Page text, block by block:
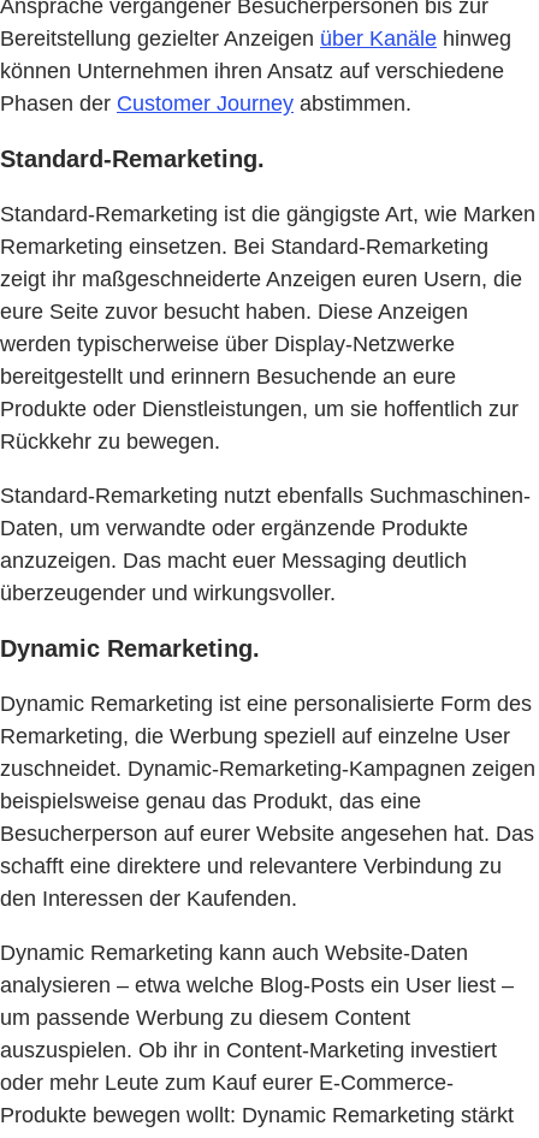
Ansprache vergangener Besucherpersonen bis zur
Bereitstellung gezielter Anzeigen über Kanäle hinweg
können Unternehmen ihren Ansatz auf verschiedene
Phasen der Customer Journey abstimmen.
Standard-Remarketing.
Standard-Remarketing ist die gängigste Art, wie Marken
Remarketing einsetzen. Bei Standard-Remarketing
zeigt ihr maßgeschneiderte Anzeigen euren Usern, die
eure Seite zuvor besucht haben. Diese Anzeigen
werden typischerweise über Display-Netzwerke
bereitgestellt und erinnern Besuchende an eure
Produkte oder Dienstleistungen, um sie hoffentlich zur
Rückkehr zu bewegen.
Standard-Remarketing nutzt ebenfalls Suchmaschinen-
Daten, um verwandte oder ergänzende Produkte
anzuzeigen. Das macht euer Messaging deutlich
überzeugender und wirkungsvoller.
Dynamic Remarketing.
Dynamic Remarketing ist eine personalisierte Form des
Remarketing, die Werbung speziell auf einzelne User
zuschneidet. Dynamic-Remarketing-Kampagnen zeigen
beispielsweise genau das Produkt, das eine
Besucherperson auf eurer Website angesehen hat. Das
schafft eine direktere und relevantere Verbindung zu
den Interessen der Kaufenden.
Dynamic Remarketing kann auch Website-Daten
analysieren – etwa welche Blog-Posts ein User liest –
um passende Werbung zu diesem Content
auszuspielen. Ob ihr in Content-Marketing investiert
oder mehr Leute zum Kauf eurer E-Commerce-
Produkte bewegen wollt: Dynamic Remarketing stärkt